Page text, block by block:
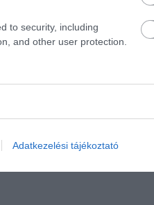
to security, including
and other user protection.
Adatkezelési tájékoztató